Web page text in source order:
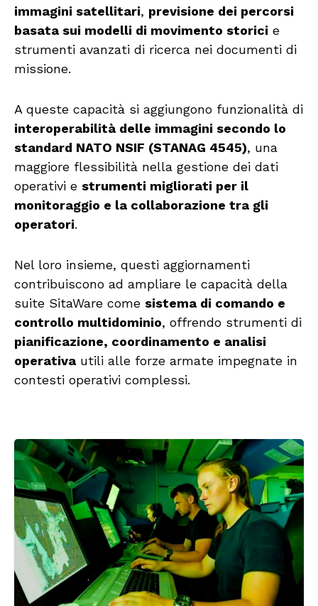
immagini satellitari, previsione dei percorsi
basata sui modelli di movimento storici e
strumenti avanzati di ricerca nei documenti di
missione.
A queste capacità si aggiungono funzionalità di
interoperabilità delle immagini secondo lo
standard NATO NSIF (STANAG 4545), una
maggiore flessibilità nella gestione dei dati
operativi e strumenti migliorati per il
monitoraggio e la collaborazione tra gli
operatori.
Nel loro insieme, questi aggiornamenti
contribuiscono ad ampliare le capacità della
suite SitaWare come sistema di comando e
controllo multidominio, offrendo strumenti di
pianificazione, coordinamento e analisi
operativa utili alle forze armate impegnate in
contesti operativi complessi.